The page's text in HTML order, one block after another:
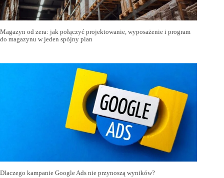
Magazyn od zera: jak połączyć projektowanie, wyposażenie i program
do magazynu w jeden spójny plan
Dlaczego kampanie Google Ads nie przynoszą wyników?